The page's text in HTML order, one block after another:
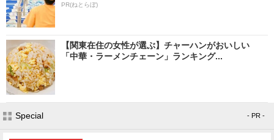
PR(ねとらぼ)
【関東在住の女性が選ぶ】チャーハンがおいしい
「中華・ラーメンチェーン」ランキング...
Special - PR -